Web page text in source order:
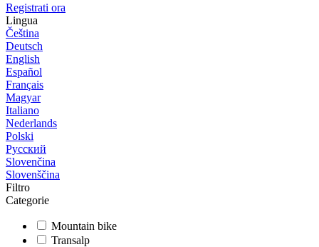
Registrati ora
Lingua
Čeština
Deutsch
English
Español
Français
Magyar
Italiano
Nederlands
Polski
Русский
Slovenčina
Slovenščina
Filtro
Categorie
Mountain bike
Transalp